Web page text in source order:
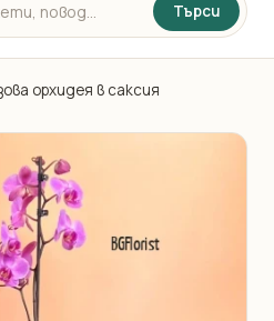
Търси
орхидея в саксия